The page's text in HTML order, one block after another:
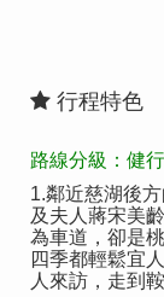
行程特色
路線分級：健
1.鄰近慈湖後
及夫人蔣宋美
為車道，卻是
四季都輕鬆宜
人來訪，走到